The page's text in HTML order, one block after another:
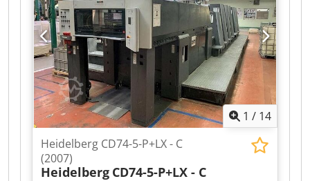
1 / 14
Heidelberg CD74-5-P+LX - C
(2007)
Heidelberg CD74-5-P+LX - C